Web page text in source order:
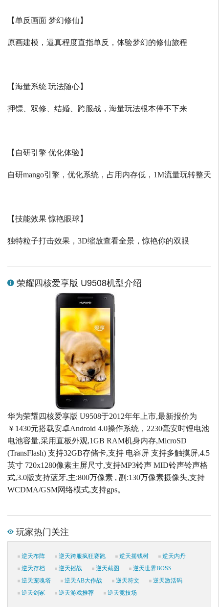
【单反画面 梦幻修仙】
原画建模，逼真程度直指单反，体验梦幻的修仙旅程
【海量系统 玩法随心】
押镖、双修、结婚、跨服战，海量玩法根本停不下来
【自研引擎 优化体验】
自研mango引擎，优化系统，占用内存低， 1M流量玩转整天
【技能效果 惊艳眼球】
独特粒子打击效果， 3D缩放查看全景，惊艳你的双眼
荣耀四核爱享版 U9508机型介绍
华为荣耀四核爱享版 U9508于2012年年上市,最新报价为
￥1430元搭载安卓Android 4.0操作系统，2230毫安时锂电池
电池容量,采用直板外观,1GB RAM机身内存,MicroSD
(TransFlash) 支持32GB存储卡,支持 电容屏 支持多触摸屏,4.5
英寸 720x1280像素主屏尺寸,支持MP3铃声 MID铃声铃声格
式,3.0版支持蓝牙,主:800万像素 , 副:130万像素摄像头,支持
WCDMA/GSM网络模式,支持gps。
玩家热门关注
逆天布阵 逆天跨服疯狂赛跑 逆天摇钱树
逆天内丹
逆天存档
逆天摇战 逆天截图
逆天世界BOSS
逆天宠魂塔
逆天AB大作战 逆天符文
逆天激活码
逆天剑冢
逆天游戏推荐 逆天竞技场